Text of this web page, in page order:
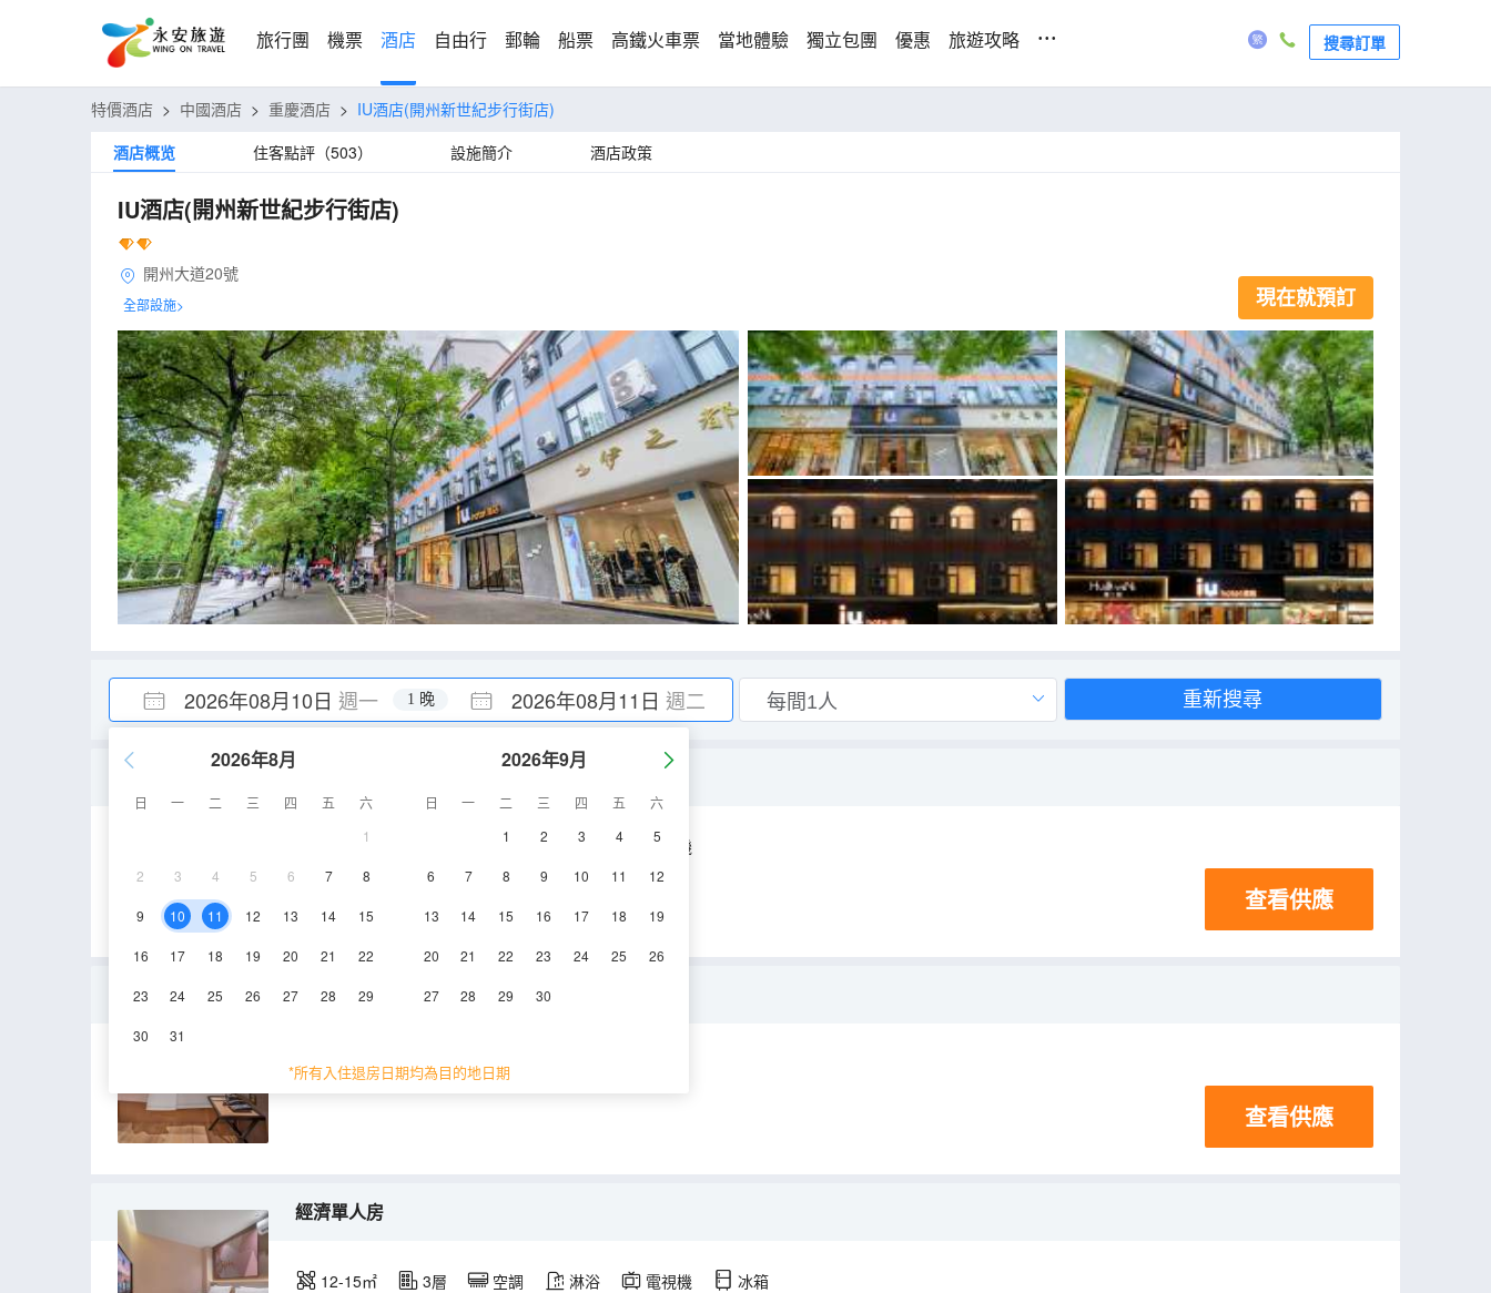
旅行團 機票 酒店 自由行 郵輪 船票 高鐵火車票 當地體驗 獨立包團 優惠 旅遊攻略 ... 搜尋訂單
特價酒店 > 中國酒店 > 重慶酒店 > IU酒店(開州新世紀步行街店)
酒店概览
住客點評（503） 設施簡介 酒店政策
IU酒店(開州新世紀步行街店)
開州大道20號
全部設施> 現在就預訂
2026年08月10日 週一 2026年08月11日 週二
1 晚
2026年8月
日 一 二 三 四 五
六
1
2 3 4 5 6 7 8
9 10 11 12 13 14 15
16 17 18 19 20 21 22
23 24 25 26 27 28 29
30 31
2026年9月
日 一 二 三 四 五
六
1
2 3 4 5
6 7 8 9 10 11 12
13 14 15 16 17 18 19
20 21 22 23 24 25 26
27 28 29 30
*所有入住退房日期均為目的地日期
重新搜尋
15-18㎡ 空調 淋浴 電視機
查看供應
標準套房（電競大床）
20-25㎡ 3層 空調
查看供應
經濟單人房
12-15㎡ 3層 空調 淋浴 電視機 冰箱